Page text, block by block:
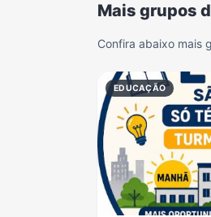
Mais grupos
Confira abaixo mais
EDUCAÇÃO